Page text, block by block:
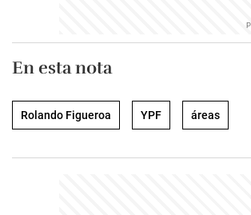
En esta nota
Rolando Figueroa YPF áreas